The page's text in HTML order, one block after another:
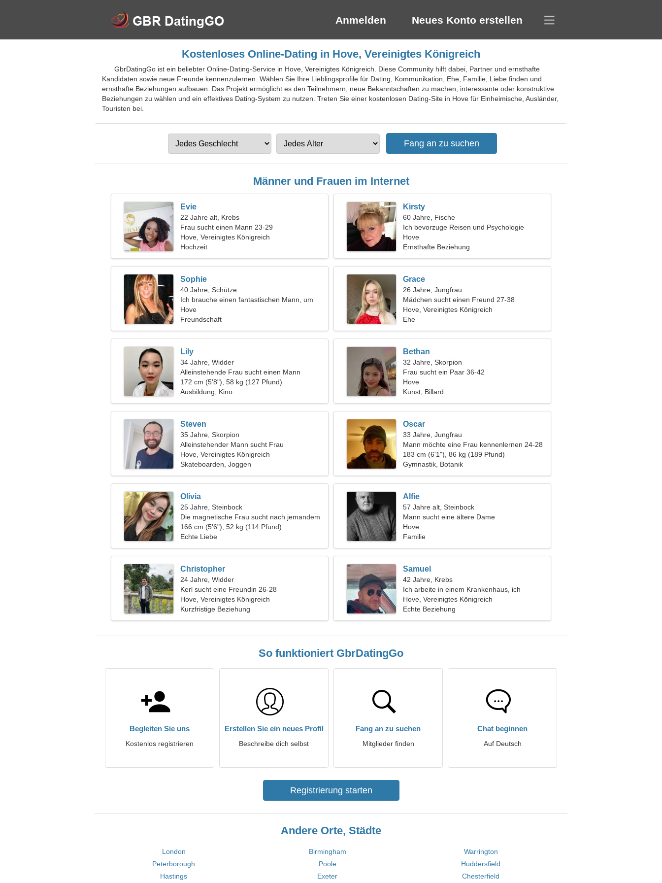
Anmelden Neues Konto erstellen
Kostenloses Online-Dating in Hove, Vereinigtes Königreich
GbrDatingGo ist ein beliebter Online-Dating-Service in Hove, Vereinigtes Königreich. Diese Community hilft dabei, Partner und ernsthafte
Kandidaten sowie neue Freunde kennenzulernen. Wählen Sie Ihre Lieblingsprofile für Dating, Kommunikation, Ehe, Familie, Liebe finden und
ernsthafte Beziehungen aufbauen. Das Projekt ermöglicht es den Teilnehmern, neue Bekanntschaften zu machen, interessante oder konstruktive
Beziehungen zu wählen und ein effektives Dating-System zu nutzen. Treten Sie einer kostenlosen Dating-Site in Hove für Einheimische, Ausländer,
Touristen bei.
Männer und Frauen im Internet
Evie
22 Jahre alt, Krebs
Frau sucht einen Mann 23-29
Hove, Vereinigtes Königreich
Hochzeit
Kirsty
60 Jahre, Fische
Ich bevorzuge Reisen und Psychologie
Hove
Ernsthafte Beziehung
Sophie
40 Jahre, Schütze
Ich brauche einen fantastischen Mann, um
zusammen campen zu gehen
Hove
Freundschaft
Grace
26 Jahre, Jungfrau
Mädchen sucht einen Freund 27-38
Hove, Vereinigtes Königreich
Ehe
Lily
34 Jahre, Widder
Alleinstehende Frau sucht einen Mann
172 cm (5'8"), 58 kg (127 Pfund)
Ausbildung, Kino
Bethan
32 Jahre, Skorpion
Frau sucht ein Paar 36-42
Hove
Kunst, Billard
Steven
35 Jahre, Skorpion
Alleinstehender Mann sucht Frau
Hove, Vereinigtes Königreich
Skateboarden, Joggen
Oscar
33 Jahre, Jungfrau
Mann möchte eine Frau kennenlernen 24-28
183 cm (6'1"), 86 kg (189 Pfund)
Gymnastik, Botanik
Olivia
25 Jahre, Steinbock
Die magnetische Frau sucht nach jemandem
wie dir
166 cm (5'6"), 52 kg (114 Pfund)
Echte Liebe
Alfie
57 Jahre alt, Steinbock
Mann sucht eine ältere Dame
Hove
Familie
Christopher
24 Jahre, Widder
Kerl sucht eine Freundin 26-28
Hove, Vereinigtes Königreich
Kurzfristige Beziehung
Samuel
42 Jahre, Krebs
Ich arbeite in einem Krankenhaus, ich
brauche eine charmante Frau
Hove, Vereinigtes Königreich
Echte Beziehung
So funktioniert GbrDatingGo
Begleiten Sie uns
Kostenlos registrieren
Erstellen Sie ein neues Profil
Beschreibe dich selbst
Fang an zu suchen
Mitglieder finden
Chat beginnen
Auf Deutsch
Registrierung starten
Andere Orte, Städte
London Birmingham
Warrington
Peterborough
Poole
Huddersfield
Hastings
Exeter Chesterfield